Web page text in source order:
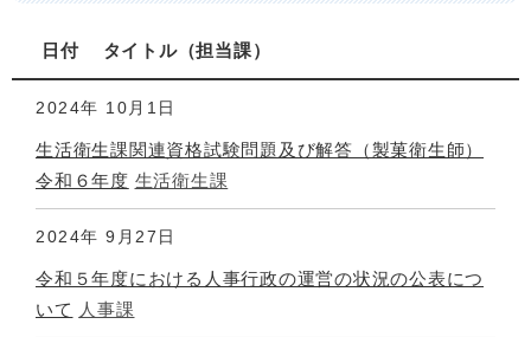
日付 タイトル 担当課
2024年 10月1日
生活衛生課関連資格試験問題及び解答（製菓衛生師）
令和６年度 生活衛生課
2024年 9月27日
令和５年度における人事行政の運営の状況の公表につ
いて 人事課